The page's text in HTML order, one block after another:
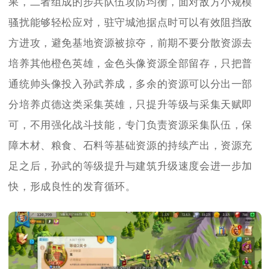
骚扰能够轻松应对，驻守城池据点时可以有效阻挡敌
方进攻，避免基地资源被掠夺，前期不要分散资源去
培养其他橙色英雄，金色头像资源全部留存，只把普
通统帅头像投入孙武养成，多余的资源可以分出一部
分培养贞德这类采集英雄，只提升等级与采集天赋即
可，不用强化战斗技能，专门负责资源采集队伍，保
障木材、粮食、石料等基础资源的持续产出，资源充
足之后，孙武的等级提升与建筑升级速度会进一步加
快，形成良性的发育循环。